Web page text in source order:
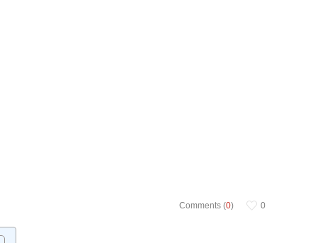
Comments (0) 0